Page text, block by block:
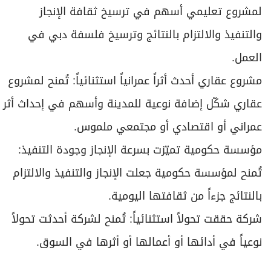
لمشروع تعليمي أسهم في ترسيخ ثقافة الإنجاز
والتنفيذ والالتزام بالنتائج وترسيخ فلسفة دبي في
العمل.
مشروع عقاري أحدث أثراً عمرانياً استثنائياً: تُمنح لمشروع
عقاري شكّل إضافة نوعية للمدينة وأسهم في إحداث أثر
عمراني أو اقتصادي أو مجتمعي ملموس.
مؤسسة حكومية تميّزت بسرعة الإنجاز وجودة التنفيذ:
تُمنح لمؤسسة حكومية جعلت الإنجاز والتنفيذ والالتزام
بالنتائج جزءاً من ثقافتها اليومية.
شركة حققت تحولاً استثنائياً: تُمنح لشركة أحدثت تحولاً
نوعياً في أدائها أو أعمالها أو أثرها في السوق.